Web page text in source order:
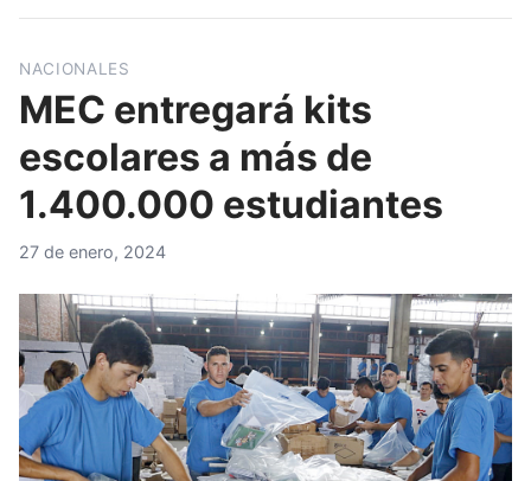
NACIONALES
MEC entregará kits
escolares a más de
1.400.000 estudiantes
27 de enero, 2024